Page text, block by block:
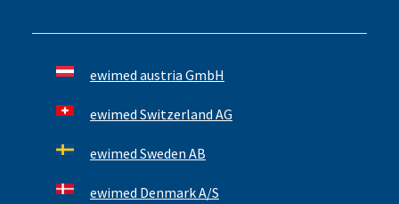
ewimed austria GmbH
ewimed Switzerland AG
ewimed Sweden AB
ewimed Denmark A/S